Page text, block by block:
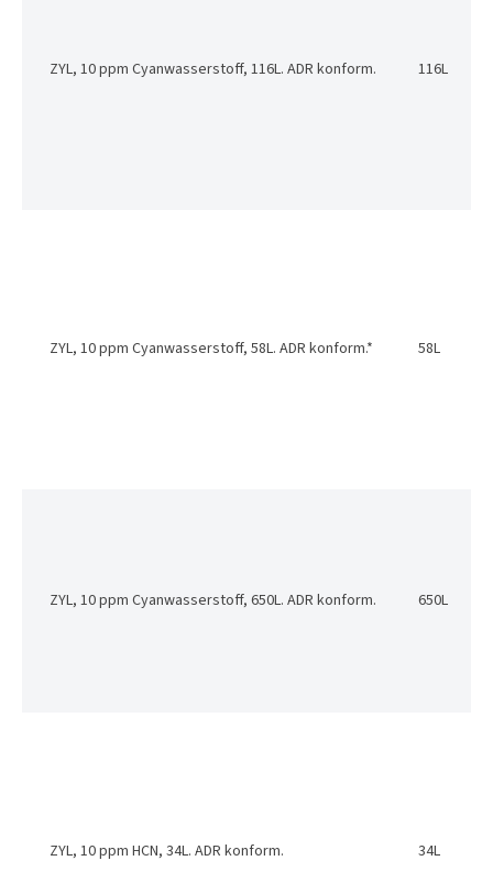
ZYL, 10 ppm Cyanwasserstoff, 116L. ADR konform. 116L
ZYL, 10 ppm Cyanwasserstoff, 58L. ADR konform.* 58L
ZYL, 10 ppm Cyanwasserstoff, 650L. ADR konform. 650L
ZYL, 10 ppm HCN, 34L. ADR konform. 34L